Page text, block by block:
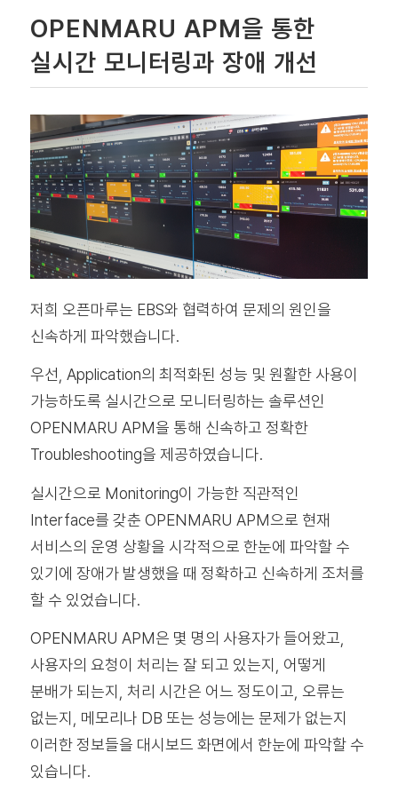
OPENMARU APM을 통한
실시간 모니터링과 장애 개선
저희 오픈마루는 EBS와 협력하여 문제의 원인을
신속하게 파악했습니다.
우선, Application의 최적화된 성능 및 원활한 사용이
가능하도록 실시간으로 모니터링하는 솔루션인
OPENMARU APM을 통해 신속하고 정확한
Troubleshooting을 제공하였습니다.
실시간으로 Monitoring이 가능한 직관적인
Interface를 갖춘 OPENMARU APM으로 현재
서비스의 운영 상황을 시각적으로 한눈에 파악할 수
있기에 장애가 발생했을 때 정확하고 신속하게 조처를
할 수 있었습니다.
OPENMARU APM은 몇 명의 사용자가 들어왔고,
사용자의 요청이 처리는 잘 되고 있는지, 어떻게
분배가 되는지, 처리 시간은 어느 정도이고, 오류는
없는지, 메모리나 DB 또는 성능에는 문제가 없는지
이러한 정보들을 대시보드 화면에서 한눈에 파악할 수
있습니다.